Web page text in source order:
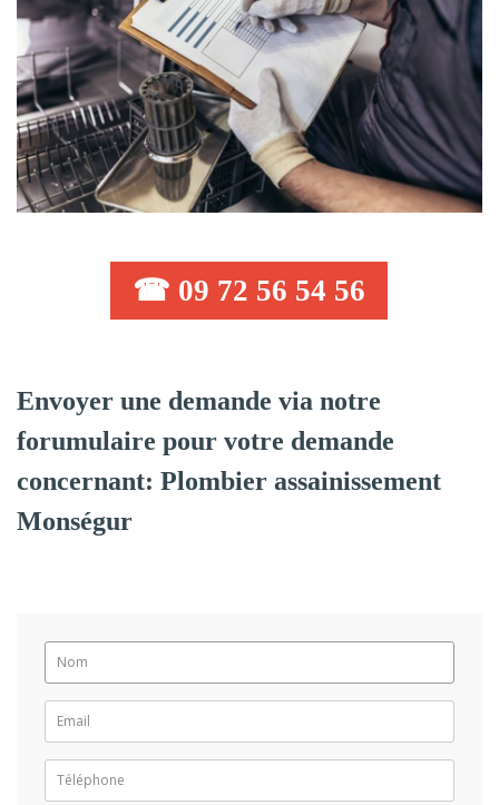
☎ 09 72 56 54 56
Envoyer une demande via notre
forumulaire pour votre demande
concernant: Plombier assainissement
Monségur